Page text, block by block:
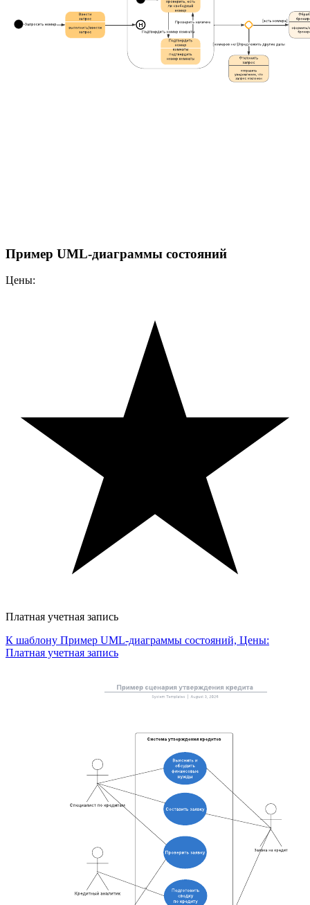
Пример UML-диаграммы состояний
Цены:
Платная учетная запись
К шаблону Пример UML-диаграммы состояний, Цены:
Платная учетная запись